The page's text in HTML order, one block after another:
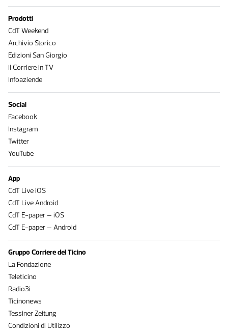
Prodotti
CdT Weekend
Archivio Storico
Edizioni San Giorgio
Il Corriere in TV
Infoaziende
Social
Facebook
Instagram
Twitter
YouTube
App
CdT Live iOS
CdT Live Android
CdT E-paper – iOS
CdT E-paper – Android
Gruppo Corriere del Ticino
La Fondazione
Teleticino
Radio3i
Ticinonews
Tessiner Zeitung
Condizioni di Utilizzo